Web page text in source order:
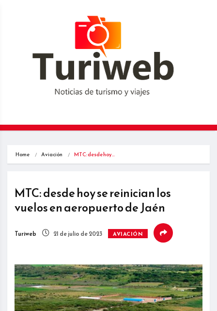
Home Aviación MTC: desde hoy…
MTC: desde hoy se reinician los
vuelos en aeropuerto de Jaén
Turiweb 21 de julio de 2023 AVIACIÓN